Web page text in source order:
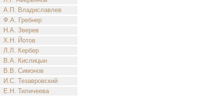
А.П. Владиславлев
Ф.А. Гребнер
Н.А. Зверев
Х.Н. Йотов
Л.Л. Кербер
В.А. Кислицын
В.В. Симонов
И.С. Тезавровский
Е.Н. Тиличеева